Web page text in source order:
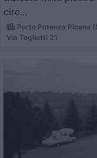
circ...
Porto Potenza Picena
Via Togliatti 21